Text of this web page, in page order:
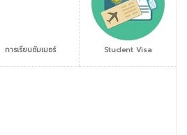
การเรียนซัมเมอร์ Student Visa